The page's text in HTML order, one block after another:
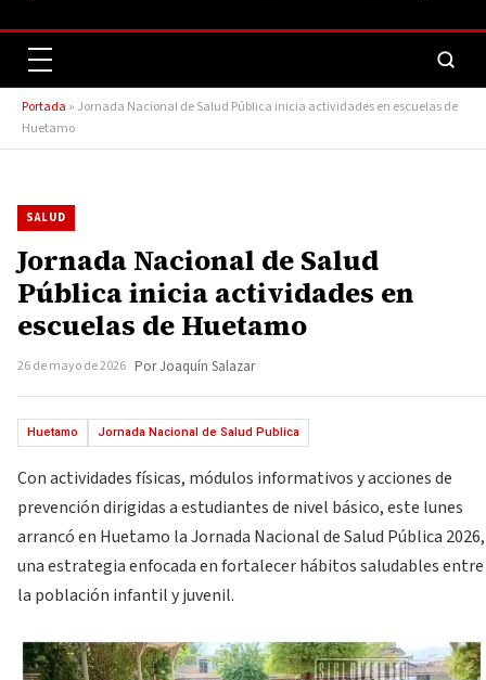
Portada » Jornada Nacional de Salud Pública inicia actividades en escuelas de
Huetamo
SALUD
Jornada Nacional de Salud
Pública inicia actividades en
escuelas de Huetamo
26 de mayo de 2026 Por Joaquín Salazar
Huetamo Jornada Nacional de Salud Publica
Con actividades físicas, módulos informativos y acciones de
prevención dirigidas a estudiantes de nivel básico, este lunes
arrancó en Huetamo la Jornada Nacional de Salud Pública 2026,
una estrategia enfocada en fortalecer hábitos saludables entre
la población infantil y juvenil.